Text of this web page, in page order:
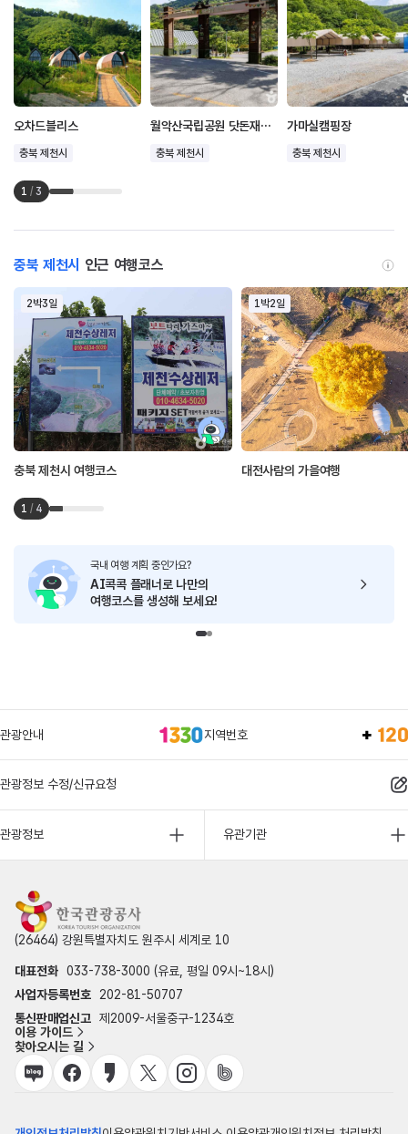
오차드블리스
충북 제천시
월악산국립공원 닷돈재야영장
충북 제천시
가마실캠핑장
충북 제천시
1 / 3
충북 제천시 인근 여행코스
2박3일
충북 제천시 여행코스
1박2일
대전사람의 가을여행
1 / 4
국내 여행 계획 중인가요?
AI콕콕 플래너로 나만의
여행코스를 생성해 보세요!
관광안내 지역번호
관광정보 수정/신규요청
관광정보 유관기관
(26464) 강원특별자치도 원주시 세계로 10
대표전화 033-738-3000 (유료, 평일 09시~18시)
사업자등록번호
202-81-50707
통신판매업신고 제2009-서울중구-1234호
이용 가이드
찾아오시는 길